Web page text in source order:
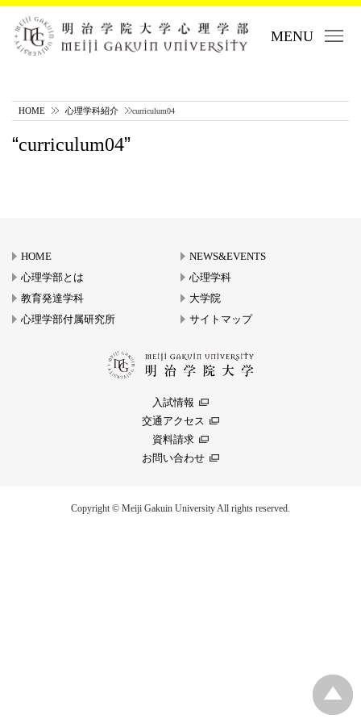
MENU
HOME 心理学科紹介 curriculum04
curriculum04
HOME
NEWS&EVENTS
心理学部とは
心理学科
教育発達学科
大学院
心理学部付属研究所
サイトマップ
入試情報
交通アクセス
資料請求
お問い合わせ
Copyright © Meiji Gakuin University All rights reserved.